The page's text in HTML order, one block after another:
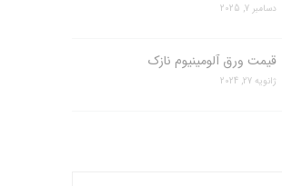
دسامبر 7, 2025
قیمت ورق آلومینیوم نازک
ژانویه 27, 2024